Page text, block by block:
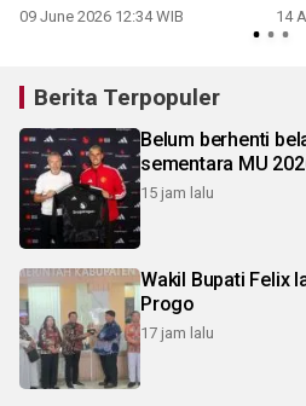
09 June 2026 12:34 WIB 14
Berita Terpopuler
Belum berhenti
sementara MU
15 jam lalu
Wakil Bupati Felix
Progo
17 jam lalu